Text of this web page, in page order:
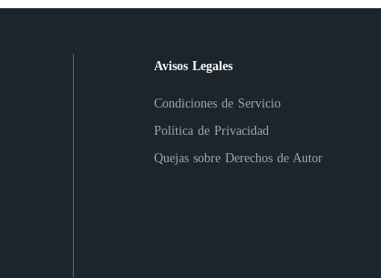
Avisos Legales
Condiciones de Servicio
Política de Privacidad
Quejas sobre Derechos de Autor